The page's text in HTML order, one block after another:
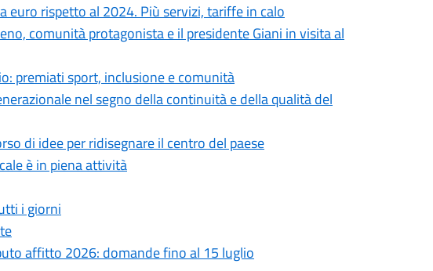
rispetto al 2024. Più servizi, tariffe in calo
comunità protagonista e il presidente Giani in visita al
premiati sport, inclusione e comunità
nel segno della continuità e della qualità del
di idee per ridisegnare il centro del paese
è in piena attività
i giorni
affitto 2026: domande fino al 15 luglio